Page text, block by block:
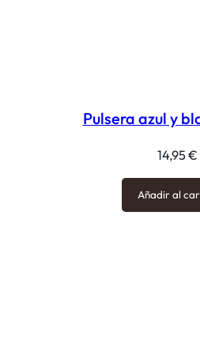
Pulsera azul y
14,95€
Añadir al